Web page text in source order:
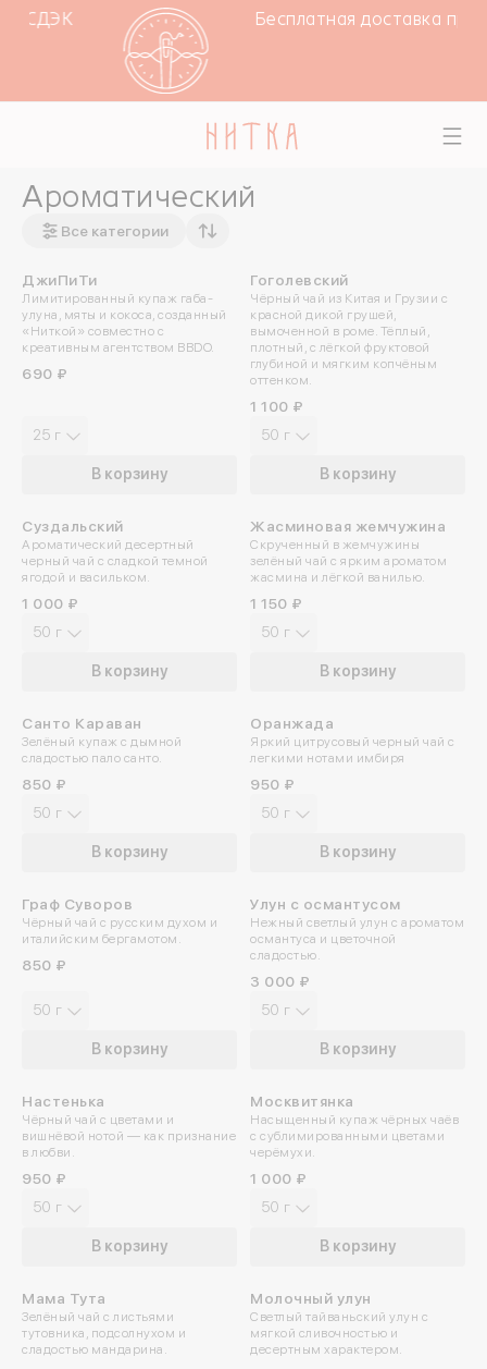
СДЭК Бесплатная доставка при
Ароматический
Все категории
НОВИНКА
ДжиПиТи
Лимитированный купаж габа-
улуна, мяты и кокоса, созданный
«Ниткой» совместно с
креативным агентством BBDO.
690 ₽
В корзину
25 г
НОВИНКА
Гоголевский
Чёрный чай из Китая и Грузии с
красной дикой грушей,
вымоченной в роме. Тёплый,
плотный, с лёгкой фруктовой
глубиной и мягким копчёным
оттенком.
1 100 ₽
В корзину
50 г
ПРОБУЙТЕ ХОЛОДНЫМ
Суздальский
Ароматический десертный
черный чай с сладкой темной
ягодой и васильком.
1 000 ₽
В корзину
50 г
Жасминовая жемчужина
Скрученный в жемчужины
зелёный чай с ярким ароматом
жасмина и лёгкой ванилью.
1 150 ₽
В корзину
50 г
Санто Караван
Зелёный купаж с дымной
сладостью пало санто.
850 ₽
В корзину
50 г
Оранжада
Яркий цитрусовый черный чай с
легкими нотами имбиря
950 ₽
В корзину
50 г
ПРОБУЙТЕ ХОЛОДНЫМ
Граф Суворов
Чёрный чай с русским духом и
италийским бергамотом.
850 ₽
В корзину
50 г
Улун с османтусом
Нежный светлый улун с ароматом
османтуса и цветочной
сладостью.
3 000 ₽
В корзину
50 г
Настенька
Чёрный чай с цветами и
вишнёвой нотой — как признание
в любви.
950 ₽
В корзину
50 г
ПРОБУЙТЕ ХОЛОДНЫМ
Москвитянка
Насыщенный купаж чёрных чаёв
с сублимированными цветами
черёмухи.
1 000 ₽
В корзину
50 г
Мама Тута
Зелёный чай с листьями
тутовника, подсолнухом и
сладостью мандарина.
Молочный улун
Светлый тайваньский улун с
мягкой сливочностью и
десертным характером.